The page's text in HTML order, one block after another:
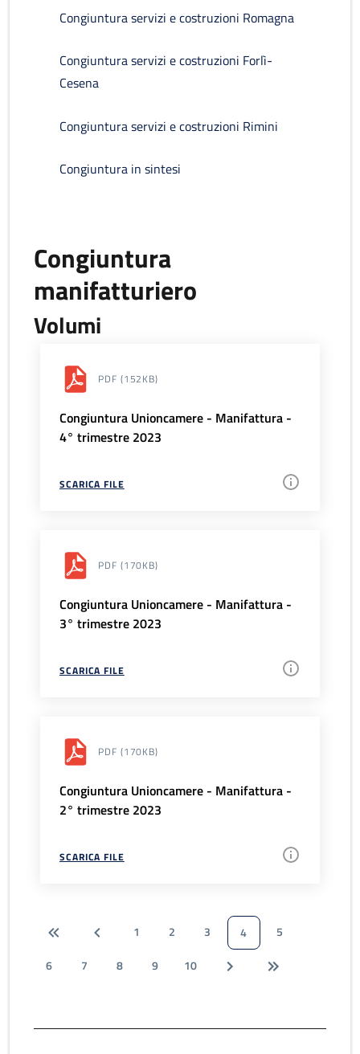
Congiuntura servizi e costruzioni Romagna
Congiuntura servizi e costruzioni Forlì-
Cesena
Congiuntura servizi e costruzioni Rimini
Congiuntura in sintesi
Congiuntura
manifatturiero
Volumi
PDF (152KB)
Congiuntura Unioncamere - Manifattura -
4° trimestre 2023
SCARICA FILE
PDF (170KB)
Congiuntura Unioncamere - Manifattura -
3° trimestre 2023
SCARICA FILE
PDF (170KB)
Congiuntura Unioncamere - Manifattura -
2° trimestre 2023
SCARICA FILE
1 2 3 4
5
6
7 8 9 10